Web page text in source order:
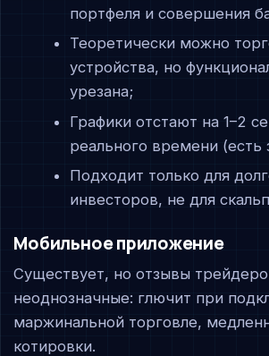
портфеля и совершения
Теоретически можно
устройства, но
урезана;
Графики отстают на 1–2
реального времени (есть
Подходит только для
инвесторов, не для
Мобильное приложение
Существует, но отзывы
неоднозначные: глючит при
маржинальной торговле,
котировки.